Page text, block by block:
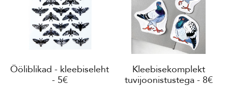
Ööliblikad - kleebiseleht
- 5€
Kleebisekomplekt
tuvijoonistustega - 8€